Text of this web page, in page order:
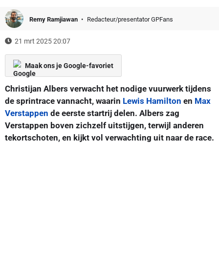
Remy Ramjiawan Redacteur/presentator GPFans
21 mrt 2025 20:07
Maak ons je Google-favoriet
Christijan Albers verwacht het nodige vuurwerk tijdens
de sprintrace vannacht, waarin Lewis Hamilton en Max
Verstappen de eerste startrij delen. Albers zag
Verstappen boven zichzelf uitstijgen, terwijl anderen
tekortschoten, en kijkt vol verwachting uit naar de race.